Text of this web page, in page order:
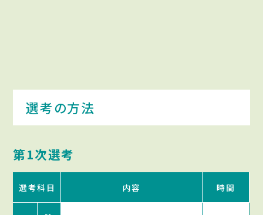
選考の方法
第1次選考
選考科目 内容 時間